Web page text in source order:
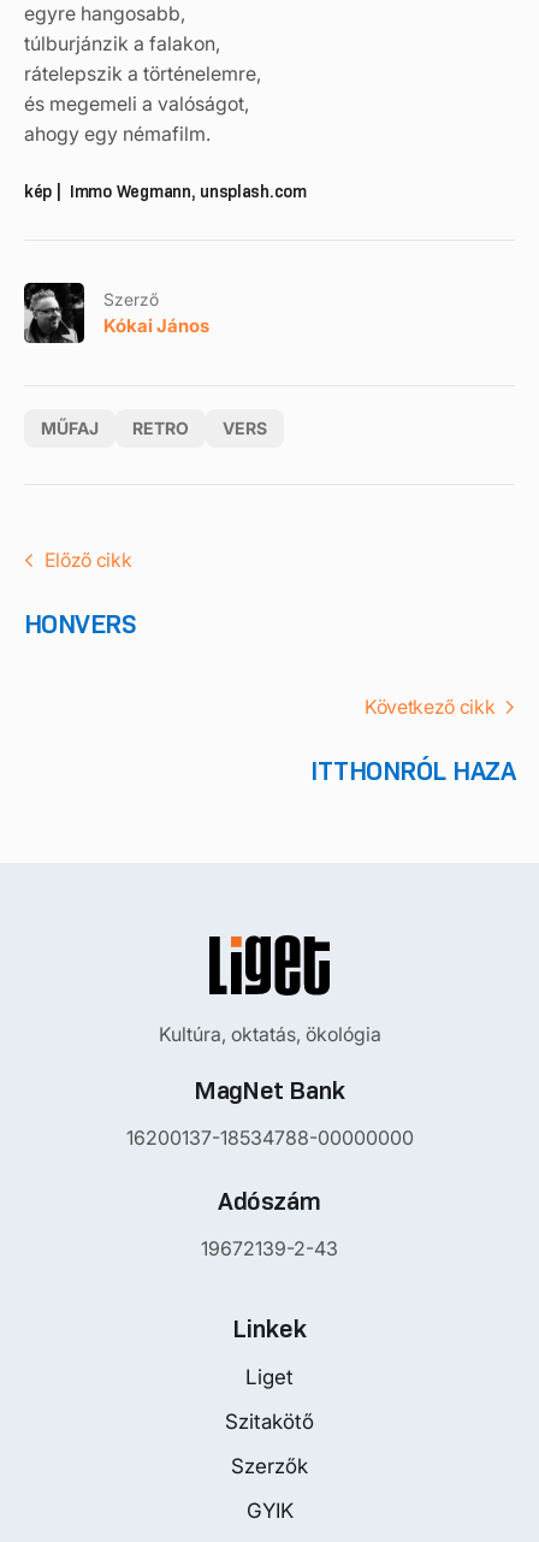
egyre hangosabb,
túlburjánzik a falakon,
rátelepszik a történelemre,
és megemeli a valóságot,
ahogy egy némafilm.
kép | Immo Wegmann, unsplash.com
Szerző
Kókai János
MŰFAJ RETRO VERS
Előző cikk
HONVERS
Következő cikk
ITTHONRÓL HAZA
Kultúra, oktatás, ökológia
MagNet Bank
16200137-18534788-00000000
Adószám
19672139-2-43
Linkek
Liget
Szitakötő
Szerzők
GYIK